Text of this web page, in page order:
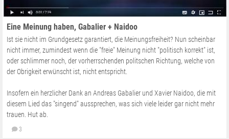
Eine Meinung haben, Gabalier + Naidoo
Ist sie nicht im Grundgesetz garantiert, die Meinungsfreiheit? Nun scheinbar
nicht immer, zumindest wenn die "freie" Meinung nicht "politisch korrekt" ist,
oder schlimmer noch, der vorherrschenden politschen Richtung, welche von
der Obrigkeit erwünscht ist, nicht entspricht.
Insofern ein herzlicher Dank an Andreas Gabalier und Xavier Naidoo, die mit
diesem Lied das "singend" aussprechen, was sich viele leider gar nicht mehr
trauen. Hut ab.
3